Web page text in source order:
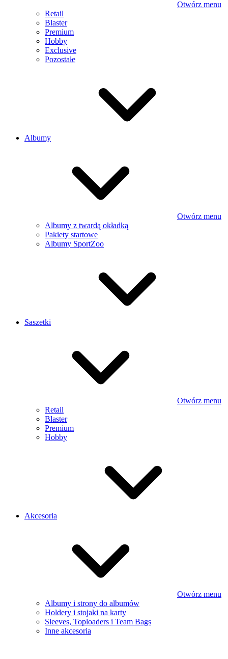
Otwórz menu
Retail
Blaster
Premium
Hobby
Exclusive
Pozostałe
Albumy
Otwórz menu
Albumy z twardą okładką
Pakiety startowe
Albumy SportZoo
Saszetki
Otwórz menu
Retail
Blaster
Premium
Hobby
Akcesoria
Otwórz menu
Albumy i strony do albumów
Holdery i stojaki na karty
Sleeves, Toploaders i Team Bags
Inne akcesoria